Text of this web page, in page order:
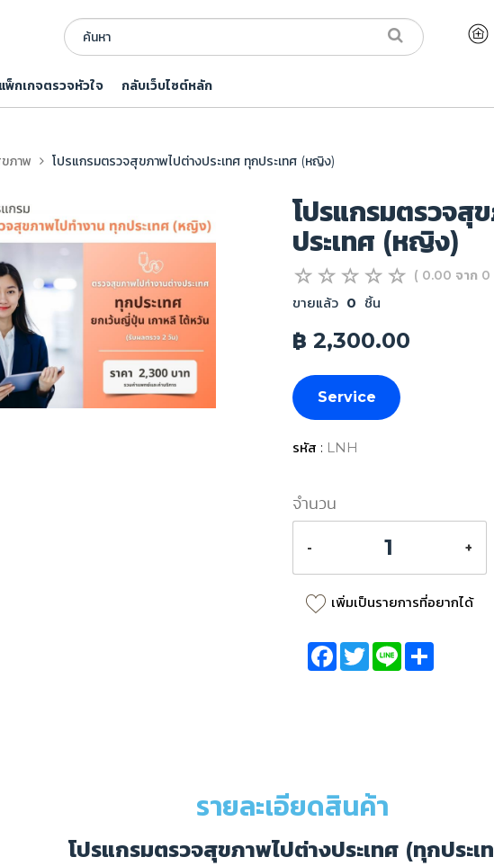
แพ็กเกจตรวจหัวใจ กลับเว็บไซต์หลัก
ภาพ โปรแกรมตรวจสุขภาพไปต่างประเทศ ทุกประเทศ (หญิง)
โปรแกรมตรวจสุ
ประเทศ (หญิง)
( 0.00 จาก 0
ขายแล้ว 0 ชิ้น
฿ 2,300.00
Service
รหัส : LNH
จำนวน
- +
เพิ่มเป็นรายการที่อยากได้
Facebook
TwitterLine
รายละเอียดสินค้า
โปรแกรมตรวจสุขภาพไปต่างประเทศ (ทุกประเ